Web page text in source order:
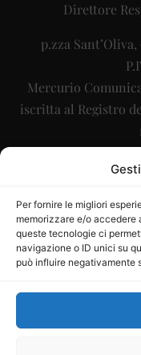
Per fornire le migliori
memorizzare e/o accedere
queste tecnologie ci
navigazione o ID unici su
può influire negativamente
Direttore
p.zza Sant’Oliva,
Mercurio
iscritta al Registro
Sito gestito da